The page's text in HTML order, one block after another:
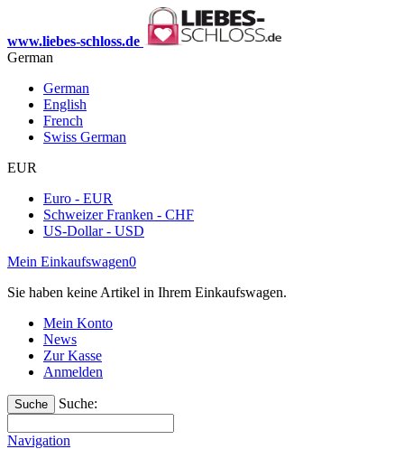
www.liebes-schloss.de
German
German
English
French
Swiss German
EUR
Euro - EUR
Schweizer Franken - CHF
US-Dollar - USD
Mein Einkaufswagen0
Sie haben keine Artikel in Ihrem Einkaufswagen.
Mein Konto
News
Zur Kasse
Anmelden
Suche Suche:
Navigation